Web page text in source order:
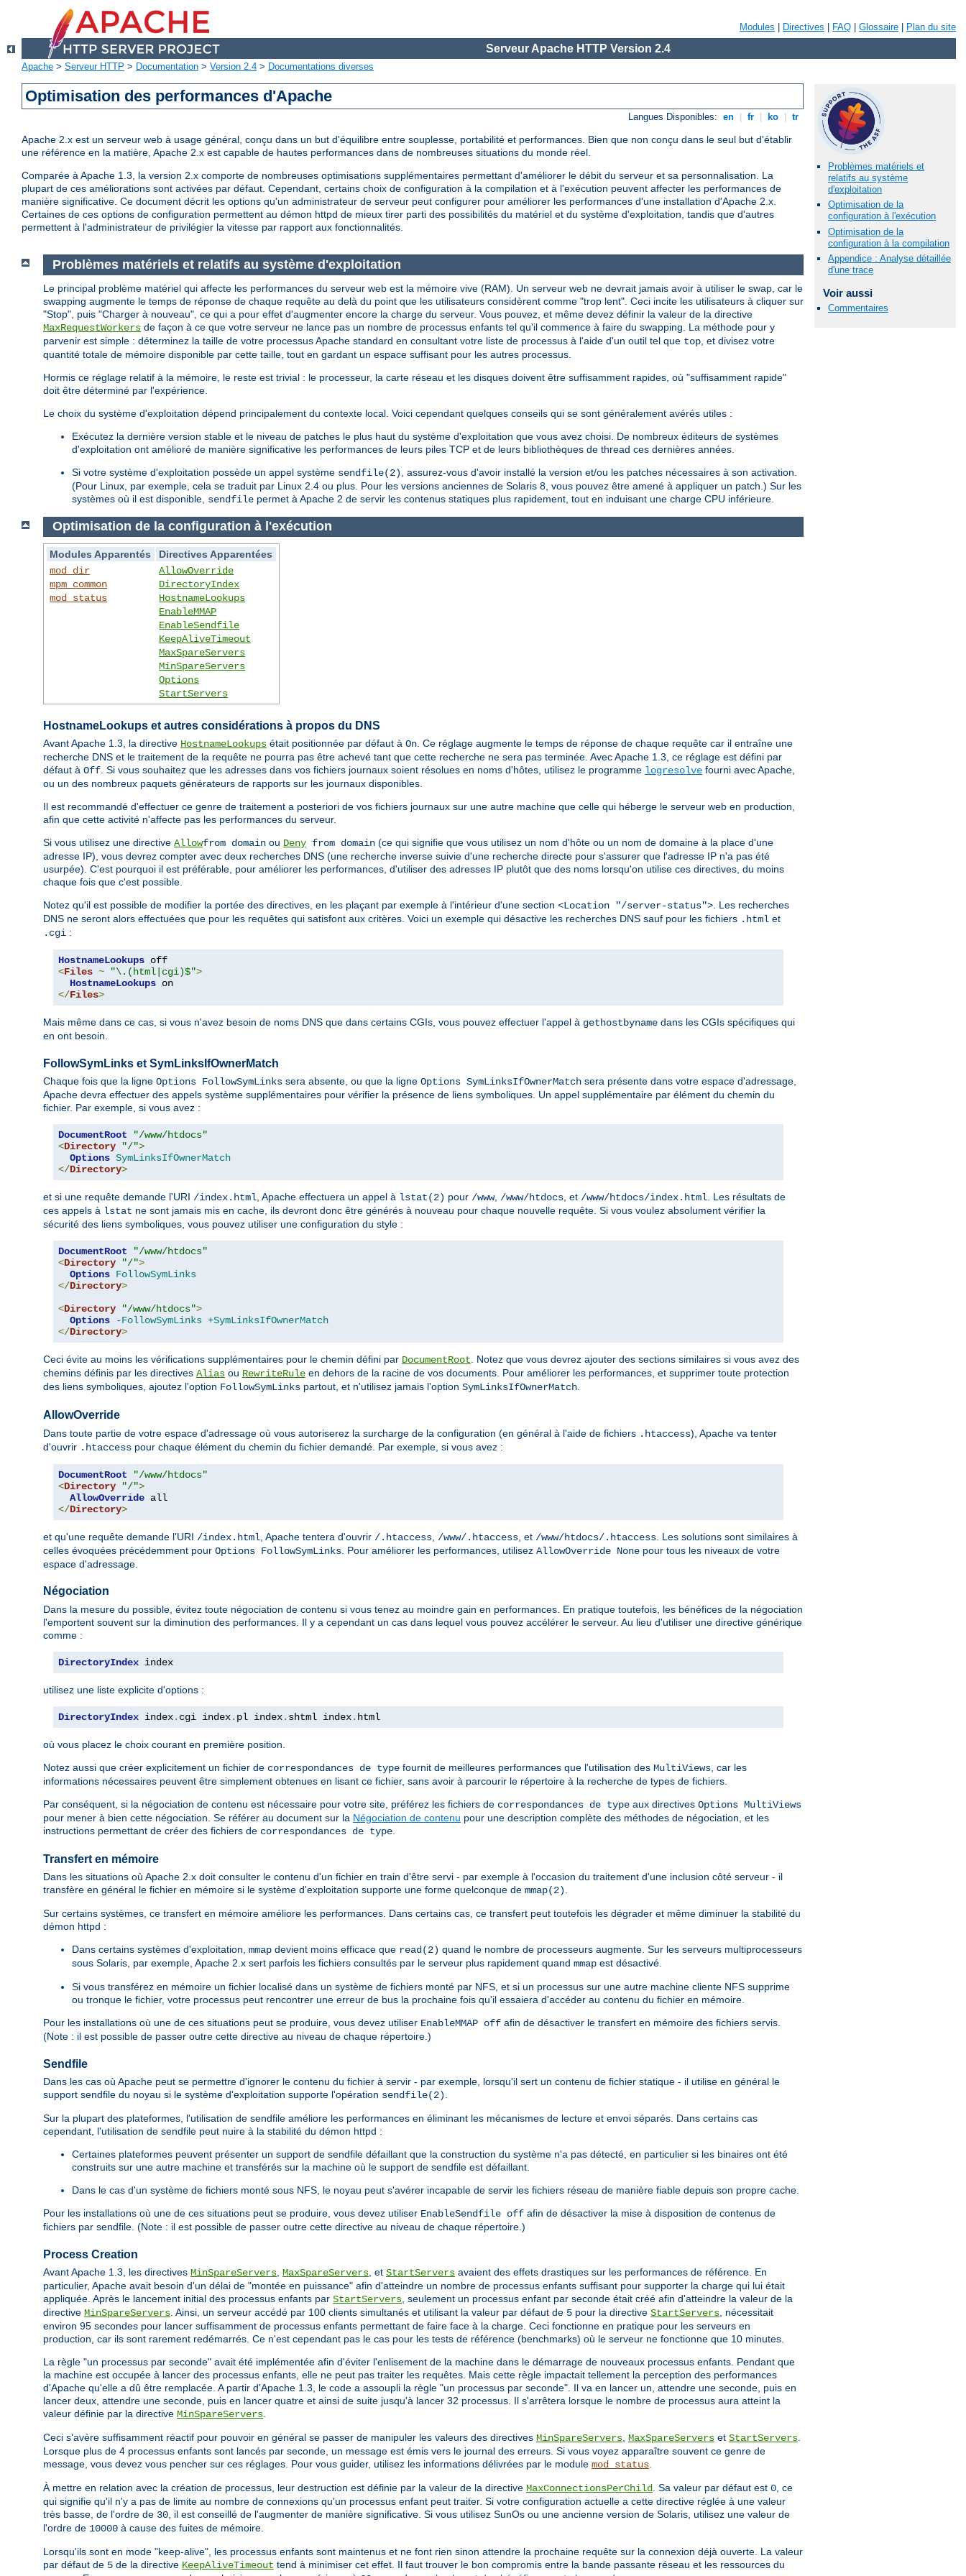
Modules Directives FAQ Glossaire Plan du site
Serveur Apache HTTP Version 2.4
Apache > Serveur HTTP > Documentation > Version 2.4 > Documentations diverses
Optimisation des performances d'Apache
Langues Disponibles: en fr ko tr
Apache 2.x est un serveur web à usage général, conçu dans un but d'équilibre entre souplesse, portabilité et performances. Bien que non conçu dans le seul but d'établir
une référence en la matière, Apache 2.x est capable de hautes performances dans de nombreuses situations du monde réel.
Comparée à Apache 1.3, la version 2.x comporte de nombreuses optimisations supplémentaires permettant d'améliorer le débit du serveur et sa personnalisation. La
plupart de ces améliorations sont activées par défaut. Cependant, certains choix de configuration à la compilation et à l'exécution peuvent affecter les performances de
manière significative. Ce document décrit les options qu'un administrateur de serveur peut configurer pour améliorer les performances d'une installation d'Apache 2.x.
Certaines de ces options de configuration permettent au démon httpd de mieux tirer parti des possibilités du matériel et du système d'exploitation, tandis que d'autres
permettent à l'administrateur de privilégier la vitesse par rapport aux fonctionnalités.
Problèmes matériels et
relatifs au système
d'exploitation
Optimisation de la
configuration à l'exécution
Optimisation de la
configuration à la compilation
Appendice : Analyse détaillée
d'une trace
Voir aussi
Commentaires
Problèmes matériels et relatifs au système d'exploitation
Le principal problème matériel qui affecte les performances du serveur web est la mémoire vive (RAM). Un serveur web ne devrait jamais avoir à utiliser le swap, car le
swapping augmente le temps de réponse de chaque requête au delà du point que les utilisateurs considèrent comme "trop lent". Ceci incite les utilisateurs à cliquer sur
"Stop", puis "Charger à nouveau", ce qui a pour effet d'augmenter encore la charge du serveur. Vous pouvez, et même devez définir la valeur de la directive
MaxRequestWorkers de façon à ce que votre serveur ne lance pas un nombre de processus enfants tel qu'il commence à faire du swapping. La méthode pour y
parvenir est simple : déterminez la taille de votre processus Apache standard en consultant votre liste de processus à l'aide d'un outil tel que top , et divisez votre
quantité totale de mémoire disponible par cette taille, tout en gardant un espace suffisant pour les autres processus.
Hormis ce réglage relatif à la mémoire, le reste est trivial : le processeur, la carte réseau et les disques doivent être suffisamment rapides, où "suffisamment rapide"
doit être déterminé par l'expérience.
Le choix du système d'exploitation dépend principalement du contexte local. Voici cependant quelques conseils qui se sont généralement avérés utiles :
Exécutez la dernière version stable et le niveau de patches le plus haut du système d'exploitation que vous avez choisi. De nombreux éditeurs de systèmes
d'exploitation ont amélioré de manière significative les performances de leurs piles TCP et de leurs bibliothèques de thread ces dernières années.
Si votre système d'exploitation possède un appel système sendfile(2)
, assurez-vous d'avoir installé la version et/ou les patches nécessaires à son activation.
(Pour Linux, par exemple, cela se traduit par Linux 2.4 ou plus. Pour les versions anciennes de Solaris 8, vous pouvez être amené à appliquer un patch.) Sur les
systèmes où il est disponible, sendfile permet à Apache 2 de servir les contenus statiques plus rapidement, tout en induisant une charge CPU inférieure.
Optimisation de la configuration à l'exécution
Modules Apparentés
Directives Apparentées
mod_dir
mpm_common
mod_status
AllowOverride
DirectoryIndex
HostnameLookups
EnableMMAP
EnableSendfile
KeepAliveTimeout
MaxSpareServers
MinSpareServers
Options
StartServers
HostnameLookups et autres considérations à propos du DNS
Avant Apache 1.3, la directive HostnameLookups était positionnée par défaut à On. Ce réglage augmente le temps de réponse de chaque requête car il entraîne une
recherche DNS et le traitement de la requête ne pourra pas être achevé tant que cette recherche ne sera pas terminée. Avec Apache 1.3, ce réglage est défini par
défaut à Off. Si vous souhaitez que les adresses dans vos fichiers journaux soient résolues en noms d'hôtes, utilisez le programme logresolve fourni avec Apache,
ou un des nombreux paquets générateurs de rapports sur les journaux disponibles.
Il est recommandé d'effectuer ce genre de traitement a posteriori de vos fichiers journaux sur une autre machine que celle qui héberge le serveur web en production,
afin que cette activité n'affecte pas les performances du serveur.
Si vous utilisez une directive Allowfrom domain ou Deny from domain (ce qui signifie que vous utilisez un nom d'hôte ou un nom de domaine à la place d'une
adresse IP), vous devrez compter avec deux recherches DNS (une recherche inverse suivie d'une recherche directe pour s'assurer que l'adresse IP n'a pas été
usurpée). C'est pourquoi il est préférable, pour améliorer les performances, d'utiliser des adresses IP plutôt que des noms lorsqu'on utilise ces directives, du moins
chaque fois que c'est possible.
Notez qu'il est possible de modifier la portée des directives, en les plaçant par exemple à l'intérieur d'une section <Location "/server-status">. Les recherches
DNS ne seront alors effectuées que pour les requêtes qui satisfont aux critères. Voici un exemple qui désactive les recherches DNS sauf pour les fichiers .html et
.cgi :
HostnameLookups
<Files ~ "\.(html|cgi)$">
HostnameLookups
</Files>
Mais même dans ce cas, si vous n'avez besoin de noms DNS que dans certains CGIs, vous pouvez effectuer l'appel à gethostbyname dans les CGIs spécifiques qui
en ont besoin.
FollowSymLinks et SymLinksIfOwnerMatch
Chaque fois que la ligne Options FollowSymLinks sera absente, ou que la ligne Options SymLinksIfOwnerMatch sera présente dans votre espace d'adressage,
Apache devra effectuer des appels système supplémentaires pour vérifier la présence de liens symboliques. Un appel supplémentaire par élément du chemin du
fichier. Par exemple, si vous avez :
DocumentRoot
"/www/htdocs"
<Directory "/">
Options SymLinksIfOwnerMatch
</Directory>
et si une requête demande l'URI /index.html, Apache effectuera un appel à lstat(2) pour /www, /www/htdocs, et /www/htdocs/index.html. Les résultats de
ces appels à lstat ne sont jamais mis en cache, ils devront donc être générés à nouveau pour chaque nouvelle requête. Si vous voulez absolument vérifier la
sécurité des liens symboliques, vous pouvez utiliser une configuration du style :
DocumentRoot
"/www/htdocs"
<Directory "/">
Options FollowSymLinks
</Directory>
<Directory "/www/htdocs">
Options
-FollowSymLinks +SymLinksIfOwnerMatch
</Directory>
Ceci évite au moins les vérifications supplémentaires pour le chemin défini par DocumentRoot. Notez que vous devrez ajouter des sections similaires si vous avez des
chemins définis par les directives Alias ou RewriteRule en dehors de la racine de vos documents. Pour améliorer les performances, et supprimer toute protection
des liens symboliques, ajoutez l'option FollowSymLinks partout, et n'utilisez jamais l'option SymLinksIfOwnerMatch.
AllowOverride
Dans toute partie de votre espace d'adressage où vous autoriserez la surcharge de la configuration (en général à l'aide de fichiers .htaccess), Apache va tenter
d'ouvrir .htaccess pour chaque élément du chemin du fichier demandé. Par exemple, si vous avez :
DocumentRoot
"/www/htdocs"
<Directory "/">
AllowOverride
</Directory>
et qu'une requête demande l'URI /index.html , Apache tentera d'ouvrir /.htaccess /www/.htaccess , et /www/htdocs/.htaccess . Les solutions sont similaires à
celles évoquées précédemment pour Options FollowSymLinks . Pour améliorer les performances, utilisez AllowOverride None pour tous les niveaux de votre
espace d'adressage.
Négociation
Dans la mesure du possible, évitez toute négociation de contenu si vous tenez au moindre gain en performances. En pratique toutefois, les bénéfices de la négociation
l'emportent souvent sur la diminution des performances. Il y a cependant un cas dans lequel vous pouvez accélérer le serveur. Au lieu d'utiliser une directive générique
comme :
DirectoryIndex index
utilisez une liste explicite d'options :
DirectoryIndex index. cgi index. pl index. shtml index. html
où vous placez le choix courant en première position.
Notez aussi que créer explicitement un fichier de correspondances de type fournit de meilleures performances que l'utilisation des MultiViews , car les
informations nécessaires peuvent être simplement obtenues en lisant ce fichier, sans avoir à parcourir le répertoire à la recherche de types de fichiers.
Par conséquent, si la négociation de contenu est nécessaire pour votre site, préférez les fichiers de correspondances de type aux directives Options MultiViews
pour mener à bien cette négociation. Se référer au document sur la Négociation de contenu pour une description complète des méthodes de négociation, et les
instructions permettant de créer des fichiers de correspondances de type
Transfert en mémoire
Dans les situations où Apache 2.x doit consulter le contenu d'un fichier en train d'être servi - par exemple à l'occasion du traitement d'une inclusion côté serveur - il
transfère en général le fichier en mémoire si le système d'exploitation supporte une forme quelconque de mmap(2)
Sur certains systèmes, ce transfert en mémoire améliore les performances. Dans certains cas, ce transfert peut toutefois les dégrader et même diminuer la stabilité du
démon httpd :
Dans certains systèmes d'exploitation, mmap devient moins efficace que read(2) quand le nombre de processeurs augmente. Sur les serveurs multiprocesseurs
sous Solaris, par exemple, Apache 2.x sert parfois les fichiers consultés par le serveur plus rapidement quand mmap est désactivé.
Si vous transférez en mémoire un fichier localisé dans un système de fichiers monté par NFS, et si un processus sur une autre machine cliente NFS supprime
ou tronque le fichier, votre processus peut rencontrer une erreur de bus la prochaine fois qu'il essaiera d'accéder au contenu du fichier en mémoire.
Pour les installations où une de ces situations peut se produire, vous devez utiliser EnableMMAP off afin de désactiver le transfert en mémoire des fichiers servis.
(Note : il est possible de passer outre cette directive au niveau de chaque répertoire.)
Sendfile
Dans les cas où Apache peut se permettre d'ignorer le contenu du fichier à servir - par exemple, lorsqu'il sert un contenu de fichier statique - il utilise en général le
support sendfile du noyau si le système d'exploitation supporte l'opération sendfile(2)
Sur la plupart des plateformes, l'utilisation de sendfile améliore les performances en éliminant les mécanismes de lecture et envoi séparés. Dans certains cas
cependant, l'utilisation de sendfile peut nuire à la stabilité du démon httpd :
Certaines plateformes peuvent présenter un support de sendfile défaillant que la construction du système n'a pas détecté, en particulier si les binaires ont été
construits sur une autre machine et transférés sur la machine où le support de sendfile est défaillant.
Dans le cas d'un système de fichiers monté sous NFS, le noyau peut s'avérer incapable de servir les fichiers réseau de manière fiable depuis son propre cache.
Pour les installations où une de ces situations peut se produire, vous devez utiliser EnableSendfile off afin de désactiver la mise à disposition de contenus de
fichiers par sendfile. (Note : il est possible de passer outre cette directive au niveau de chaque répertoire.)
Process Creation
Avant Apache 1.3, les directives MinSpareServers, MaxSpareServers, et StartServers avaient des effets drastiques sur les performances de référence. En
particulier, Apache avait besoin d'un délai de "montée en puissance" afin d'atteindre un nombre de processus enfants suffisant pour supporter la charge qui lui était
appliquée. Après le lancement initial des processus enfants par StartServers, seulement un processus enfant par seconde était créé afin d'atteindre la valeur de la
directive MinSpareServers. Ainsi, un serveur accédé par 100 clients simultanés et utilisant la valeur par défaut de 5 pour la directive StartServers, nécessitait
environ 95 secondes pour lancer suffisamment de processus enfants permettant de faire face à la charge. Ceci fonctionne en pratique pour les serveurs en
production, car ils sont rarement redémarrés. Ce n'est cependant pas le cas pour les tests de référence (benchmarks) où le serveur ne fonctionne que 10 minutes.
La règle "un processus par seconde" avait été implémentée afin d'éviter l'enlisement de la machine dans le démarrage de nouveaux processus enfants. Pendant que
la machine est occupée à lancer des processus enfants, elle ne peut pas traiter les requêtes. Mais cette règle impactait tellement la perception des performances
d'Apache qu'elle a dû être remplacée. A partir d'Apache 1.3, le code a assoupli la règle "un processus par seconde". Il va en lancer un, attendre une seconde, puis en
lancer deux, attendre une seconde, puis en lancer quatre et ainsi de suite jusqu'à lancer 32 processus. Il s'arrêtera lorsque le nombre de processus aura atteint la
valeur définie par la directive MinSpareServers.
Ceci s'avère suffisamment réactif pour pouvoir en général se passer de manipuler les valeurs des directives MinSpareServers, MaxSpareServers et StartServers.
Lorsque plus de 4 processus enfants sont lancés par seconde, un message est émis vers le journal des erreurs. Si vous voyez apparaître souvent ce genre de
message, vous devez vous pencher sur ces réglages. Pour vous guider, utilisez les informations délivrées par le module mod_status.
À mettre en relation avec la création de processus, leur destruction est définie par la valeur de la directive MaxConnectionsPerChild. Sa valeur par défaut est 0, ce
qui signifie qu'il n'y a pas de limite au nombre de connexions qu'un processus enfant peut traiter. Si votre configuration actuelle a cette directive réglée à une valeur
très basse, de l'ordre de 30, il est conseillé de l'augmenter de manière significative. Si vous utilisez SunOs ou une ancienne version de Solaris, utilisez une valeur de
l'ordre de 10000 à cause des fuites de mémoire.
Lorsqu'ils sont en mode "keep-alive", les processus enfants sont maintenus et ne font rien sinon attendre la prochaine requête sur la connexion déjà ouverte. La valeur
par défaut de 5 de la directive KeepAliveTimeout tend à minimiser cet effet. Il faut trouver le bon compromis entre la bande passante réseau et les ressources du